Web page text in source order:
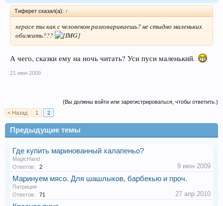
Тиферет сказал(а): ↑
херасе ты как с человеком разговариваешь? не стыдно маленьких
обижать???
А чего, сказки ему на ночь читать? Уси пуси маленький.
21 июн 2009
(Вы должны войти или зарегистрироваться, чтобы ответить.)
< Назад
1 2
Предыдущие темы
Где купить маринованный халапеньо?
MagicHand
Ответов:
2 9 июн 2009
Маринуем мясо. Для шашлыков, барбекью и проч.
Патриция
Ответов:
71 27 апр 2010